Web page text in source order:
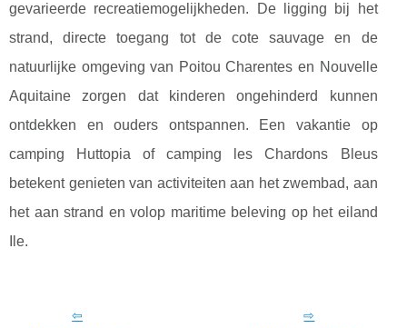
gevarieerde recreatiemogelijkheden. De ligging bij het
strand, directe toegang tot de cote sauvage en de
natuurlijke omgeving van Poitou Charentes en Nouvelle
Aquitaine zorgen dat kinderen ongehinderd kunnen
ontdekken en ouders ontspannen. Een vakantie op
camping Huttopia of camping les Chardons Bleus
betekent genieten van activiteiten aan het zwembad, aan
het aan strand en volop maritime beleving op het eiland
Ile.